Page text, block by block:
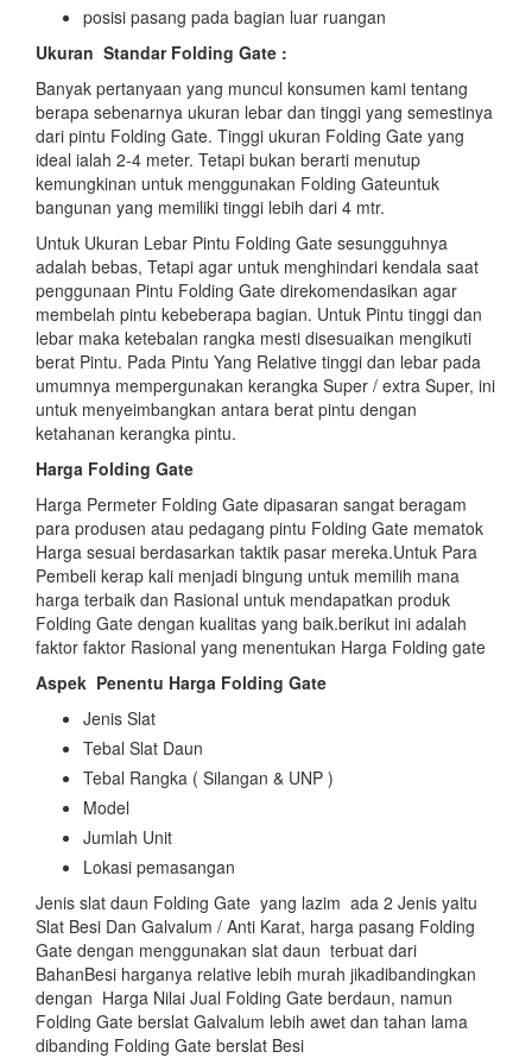
posisi pasang pada bagian luar ruangan
Ukuran Standar Folding Gate :
Banyak pertanyaan yang muncul konsumen kami tentang
berapa sebenarnya ukuran lebar dan tinggi yang semestinya
dari pintu Folding Gate. Tinggi ukuran Folding Gate yang
ideal ialah 2-4 meter. Tetapi bukan berarti menutup
kemungkinan untuk menggunakan Folding Gateuntuk
bangunan yang memiliki tinggi lebih dari 4 mtr.
Untuk Ukuran Lebar Pintu Folding Gate sesungguhnya
adalah bebas, Tetapi agar untuk menghindari kendala saat
penggunaan Pintu Folding Gate direkomendasikan agar
membelah pintu kebeberapa bagian. Untuk Pintu tinggi dan
lebar maka ketebalan rangka mesti disesuaikan mengikuti
berat Pintu. Pada Pintu Yang Relative tinggi dan lebar pada
umumnya mempergunakan kerangka Super / extra Super, ini
untuk menyeimbangkan antara berat pintu dengan
ketahanan kerangka pintu.
Harga Folding Gate
Harga Permeter Folding Gate dipasaran sangat beragam
para produsen atau pedagang pintu Folding Gate mematok
Harga sesuai berdasarkan taktik pasar mereka.Untuk Para
Pembeli kerap kali menjadi bingung untuk memilih mana
harga terbaik dan Rasional untuk mendapatkan produk
Folding Gate dengan kualitas yang baik.berikut ini adalah
faktor faktor Rasional yang menentukan Harga Folding gate
Aspek Penentu Harga Folding Gate
Jenis Slat
Tebal Slat Daun
Tebal Rangka ( Silangan & UNP )
Model
Jumlah Unit
Lokasi pemasangan
Jenis slat daun Folding Gate yang lazim ada 2 Jenis yaitu
Slat Besi Dan Galvalum / Anti Karat, harga pasang Folding
Gate dengan menggunakan slat daun terbuat dari
BahanBesi harganya relative lebih murah jikadibandingkan
dengan Harga Nilai Jual Folding Gate berdaun, namun
Folding Gate berslat Galvalum lebih awet dan tahan lama
dibanding Folding Gate berslat Besi